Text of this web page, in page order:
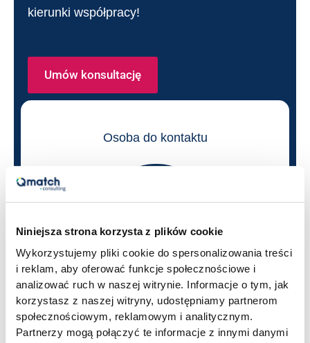
Niniejsza strona korzysta z plików cookie
Wykorzystujemy pliki cookie do spersonalizowania treści
i reklam, aby oferować funkcje społecznościowe i
analizować ruch w naszej witrynie. Informacje o tym, jak
korzystasz z naszej witryny, udostępniamy partnerom
społecznościowym, reklamowym i analitycznym.
Partnerzy mogą połączyć te informacje z innymi danymi
kierunki współpracy!
Umów konsultację
Osoba do kontaktu
Tomasz Nalewajk
Delivery Director / Konsultant